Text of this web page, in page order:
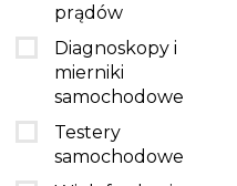
prądów
Diagnoskopy i
mierniki
samochodowe
Testery
samochodowe